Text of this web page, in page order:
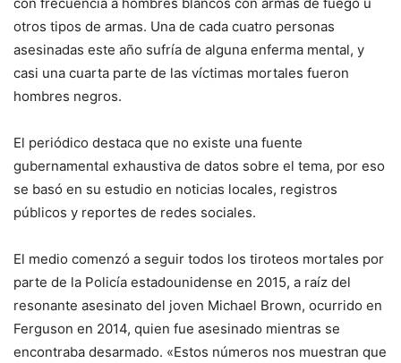
otros tipos de armas. Una de cada cuatro personas
asesinadas este año sufría de alguna enferma mental, y
casi una cuarta parte de las víctimas mortales fueron
hombres negros.
El periódico destaca que no existe una fuente
gubernamental exhaustiva de datos sobre el tema, por eso
se basó en su estudio en noticias locales, registros
públicos y reportes de redes sociales.
El medio comenzó a seguir todos los tiroteos mortales por
parte de la Policía estadounidense en 2015, a raíz del
resonante asesinato del joven Michael Brown, ocurrido en
Ferguson en 2014, quien fue asesinado mientras se
encontraba desarmado. «Estos números nos muestran que